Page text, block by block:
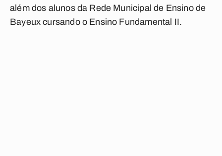
além dos alunos da Rede Municipal de Ensino de
Bayeux cursando o Ensino Fundamental II.